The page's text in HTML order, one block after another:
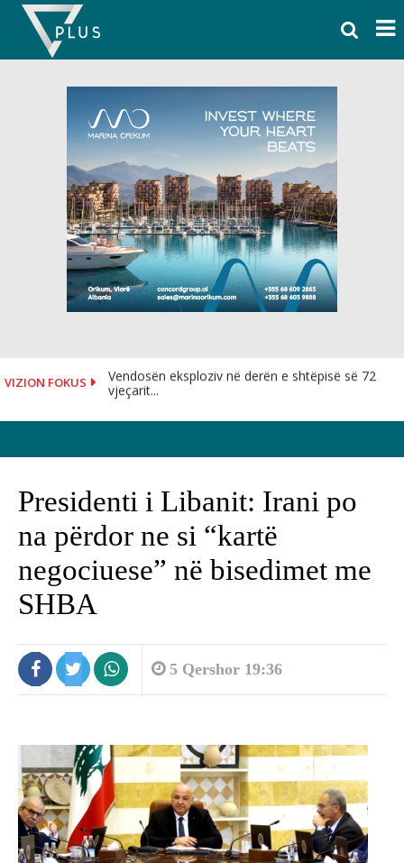
Skip
content
VIZION FOKUS
Vendosën eksploziv në derën e shtëpisë së 72
vjeçarit...
Presidenti i Libanit: Irani po
na përdor ne si “kartë
negociuese” në bisedimet me
SHBA
5 Qershor 19:36